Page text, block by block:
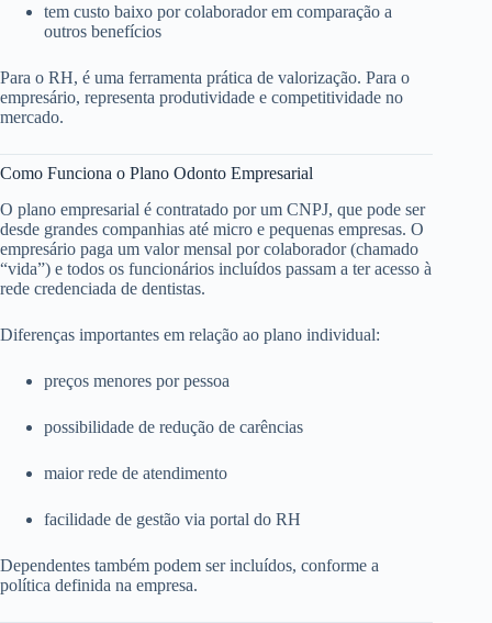
tem custo baixo por colaborador em comparação a
outros benefícios
Para o RH, é uma ferramenta prática de valorização. Para o
empresário, representa produtividade e competitividade no
mercado.
Como Funciona o Plano Odonto Empresarial
O plano empresarial é contratado por um CNPJ, que pode ser
desde grandes companhias até micro e pequenas empresas. O
empresário paga um valor mensal por colaborador (chamado
“vida”) e todos os funcionários incluídos passam a ter acesso à
rede credenciada de dentistas.
Diferenças importantes em relação ao plano individual:
preços menores por pessoa
possibilidade de redução de carências
maior rede de atendimento
facilidade de gestão via portal do RH
Dependentes também podem ser incluídos, conforme a
política definida na empresa.